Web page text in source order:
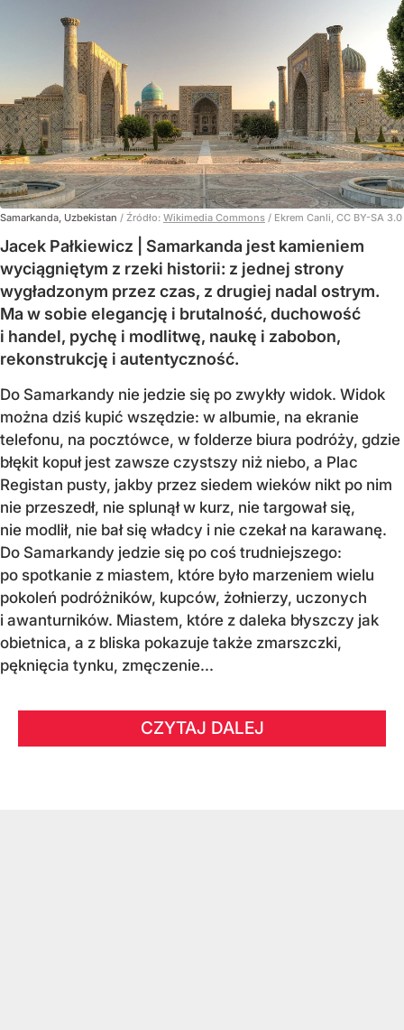
Samarkanda, Uzbekistan / Źródło: Wikimedia Commons / Ekrem Canli, CC BY-SA 3.0
Jacek Pałkiewicz | Samarkanda jest kamieniem
wyciągniętym z rzeki historii: z jednej strony
wygładzonym przez czas, z drugiej nadal ostrym.
Ma w sobie elegancję i brutalność, duchowość
i handel, pychę i modlitwę, naukę i zabobon,
rekonstrukcję i autentyczność.
Do Samarkandy nie jedzie się po zwykły widok. Widok
można dziś kupić wszędzie: w albumie, na ekranie
telefonu, na pocztówce, w folderze biura podróży, gdzie
błękit kopuł jest zawsze czystszy niż niebo, a Plac
Registan pusty, jakby przez siedem wieków nikt po nim
nie przeszedł, nie splunął w kurz, nie targował się,
nie modlił, nie bał się władcy i nie czekał na karawanę.
Do Samarkandy jedzie się po coś trudniejszego:
po spotkanie z miastem, które było marzeniem wielu
pokoleń podróżników, kupców, żołnierzy, uczonych
i awanturników. Miastem, które z daleka błyszczy jak
obietnica, a z bliska pokazuje także zmarszczki,
pęknięcia tynku, zmęczenie...
CZYTAJ DALEJ